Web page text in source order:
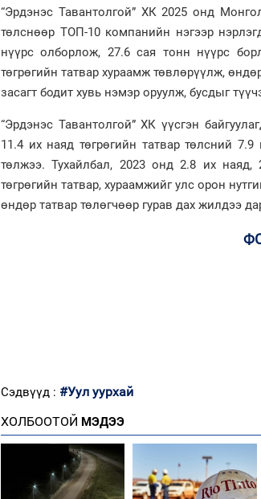
“Эрдэнэс Тавантолгой” ХК 2025 онд
төлснөөр ТОП-10 компанийн нэгээр
нүүрс олборлож, 27.6 сая тонн нүүрс
төгрөгийн татвар хураамж төвлөрүүлж,
засагт бодит хувь нэмэр оруулж, бусдыг
“Эрдэнэс Тавантолгой” ХК үүсгэн
11.4 их наяд төгрөгийн татвар төлсний
төлжээ. Тухайлбал, 2023 онд 2.8 их
төгрөгийн татвар, хураамжийг улс орон
өндөр татвар төлөгчөөр гурав дах жилдээ
Сэдвүүд : #Уул уурхай
ХОЛБООТОЙ МЭДЭЭ